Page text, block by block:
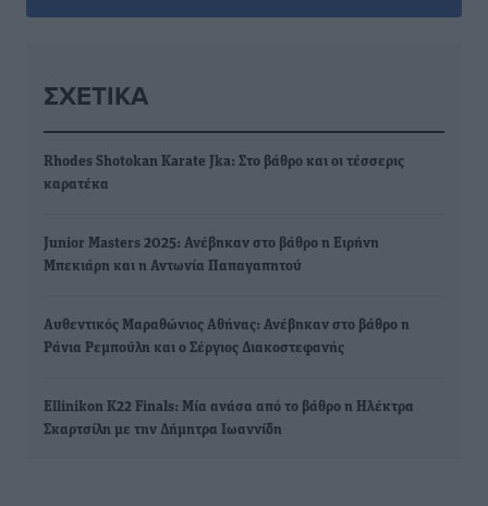
ΣΧΕΤΙΚΆ
Rhodes Shotokan Karate Jka: Στο βάθρο και οι τέσσερις
καρατέκα
Junior Masters 2025: Ανέβηκαν στο βάθρο η Ειρήνη
Μπεκιάρη και η Αντωνία Παπαγαπητού
Αυθεντικός Μαραθώνιος Αθήνας: Ανέβηκαν στο βάθρο η
Ράνια Ρεμπούλη και ο Σέργιος Διακοστεφανής
Ellinikon K22 Finals: Μία ανάσα από το βάθρο η Ηλέκτρα
Σκαρτσίλη με την Δήμητρα Ιωαννίδη